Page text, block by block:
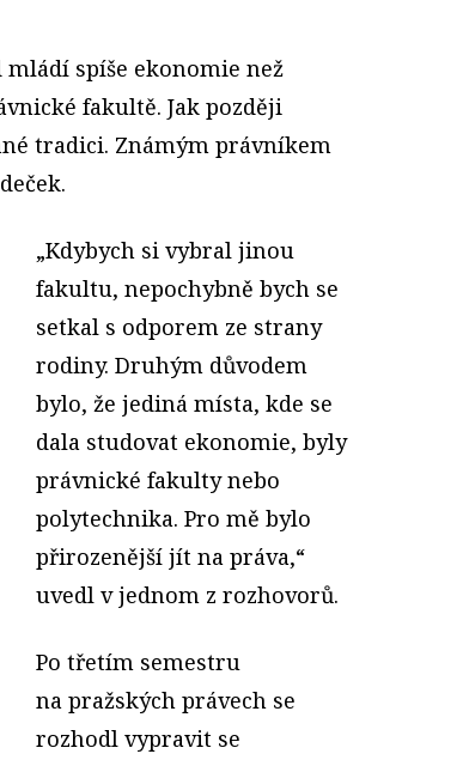
spíše ekonomie než
fakultě. Jak později
tradici. Známým právníkem
„Kdybych si vybral jinou
fakultu, nepochybně bych se
setkal s odporem ze strany
rodiny. Druhým důvodem
bylo, že jediná místa, kde se
dala studovat ekonomie, byly
právnické fakulty nebo
polytechnika. Pro mě bylo
přirozenější jít na práva,“
uvedl v jednom z rozhovorů.
Po třetím semestru
na pražských právech se
rozhodl vypravit se